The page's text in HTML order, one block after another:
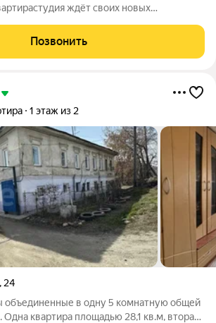
ждёт своих новых
Позвонить
1 этаж из 2
, 24
объединенные в одну 5 комнатную общей
Одна квартира площадью 28,1 кв.м, вторая